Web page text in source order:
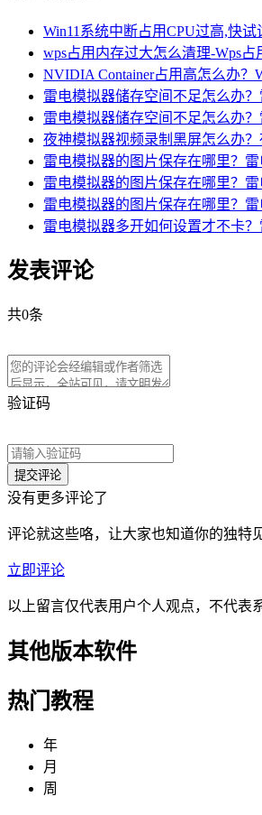
Win11系统中断占用CPU过高,快试
wps占用内存过大怎么清理-Wps占
NVIDIA Container占用高怎么办？
雷电模拟器储存空间不足怎么办
雷电模拟器储存空间不足怎么办
夜神模拟器视频录制黑屏怎么办
雷电模拟器的图片保存在哪里？
雷电模拟器的图片保存在哪里？
雷电模拟器的图片保存在哪里？
雷电模拟器多开如何设置才不卡
发表评论
共0条
验证码
没有更多评论了
评论就这些咯，让大家也知道你的独特
立即评论
以上留言仅代表用户个人观点，不代表
其他版本软件
热门教程
年
月
周